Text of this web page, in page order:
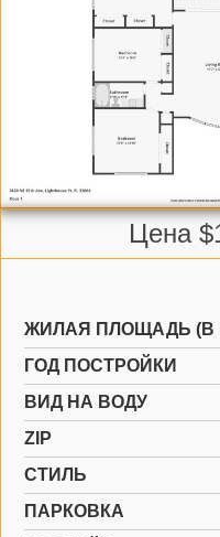
Цена
ЖИЛАЯ ПЛОЩАДЬ (В
ГОД ПОСТРОЙКИ
ВИД НА ВОДУ
ZIP
СТИЛЬ
ПАРКОВКА